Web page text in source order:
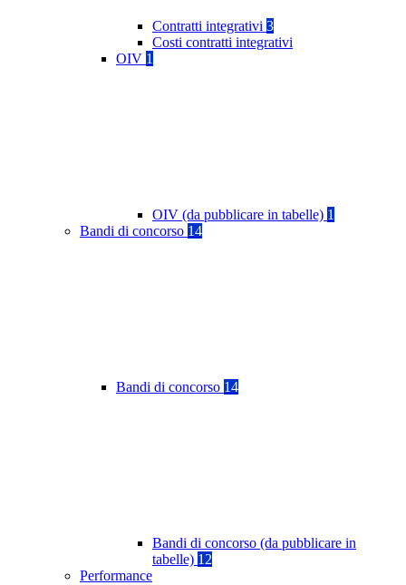
Contratti integrativi 3
Costi contratti integrativi
OIV 1
OIV (da pubblicare in tabelle) 1
Bandi di concorso 14
Bandi di concorso 14
Bandi di concorso (da pubblicare in
tabelle) 12
Performance